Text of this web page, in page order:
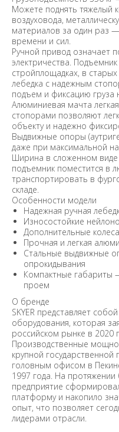
Можете поднять тяжелый
воздуховода,
материалов за один раз
времени и сил.
Ручной привод означает
электричества.
стройплощадках, в
лебедка с надежным
подъем и фиксацию груза
Алюминиевая мачта
стопорами позволяют
объекту и надежно
Выдвижные опоры
даже при максимальной
Ширина в сложенном
подъемник поместится в
транспортировать в
складе.
Особенности модели
Надежная ручная
Износостойкие
Дополнительные
Прочная и легкая
Стальные выдвижные
опрокидывания
Компактные габариты
проем
О бренде
SKYER представляет
оборудования, которая
российском рынке в 2020
Производственные
крупной
головным офисом в
1997 года. На протяжении
предприятие
платформу и накопило
опыт, что позволяет
лидерами отрасли.